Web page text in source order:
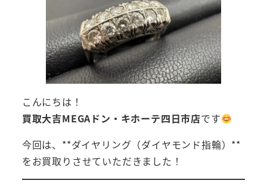
こんにちは！
買取大吉MEGAドン・キホーテ四日市店です
今回は、**ダイヤリング（ダイヤモンド指輪）**
をお買取りさせていただきました！